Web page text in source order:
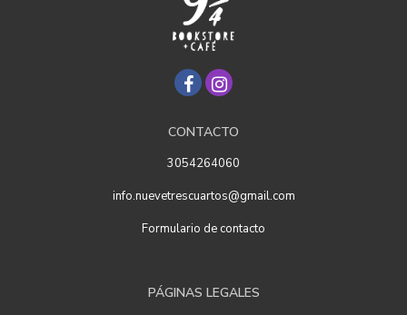
CONTACTO
3054264060
info.nuevetrescuartos@gmail.com
Formulario de contacto
PÁGINAS LEGALES